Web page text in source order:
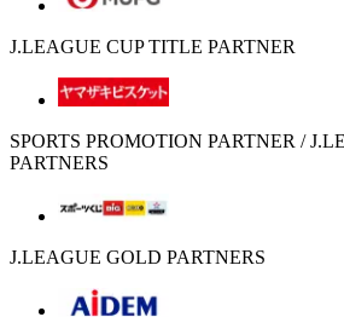
J.LEAGUE CUP TITLE PARTNER
SPORTS PROMOTION PARTNER /
PARTNERS
J.LEAGUE GOLD PARTNERS